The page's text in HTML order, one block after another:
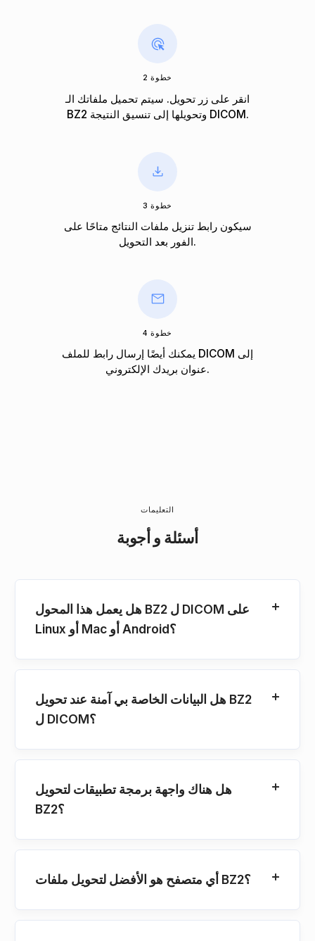
خطوة 2
انقر على زر تحويل. سيتم تحميل ملفاتك الـ
BZ2 وتحويلها إلى تنسيق النتيجة DICOM.
خطوة 3
سيكون رابط تنزيل ملفات النتائج متاحًا على
الفور بعد التحويل.
خطوة 4
يمكنك أيضًا إرسال رابط للملف DICOM إلى
عنوان بريدك الإلكتروني.
التعليمات
أسئلة و أجوبة
هل يعمل هذا المحول BZ2 ل DICOM على
Linux أو Mac أو Android؟
هل البيانات الخاصة بي آمنة عند تحويل BZ2
ل DICOM؟
هل هناك واجهة برمجة تطبيقات لتحويل
BZ2؟
أي متصفح هو الأفضل لتحويل ملفات BZ2؟